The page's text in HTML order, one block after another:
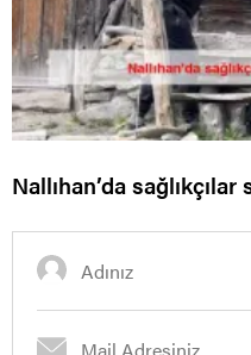
Nallıhan’da sağlıkçılar